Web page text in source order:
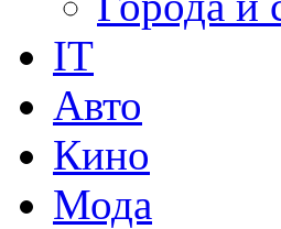
IT
Авто
Кино
Мода